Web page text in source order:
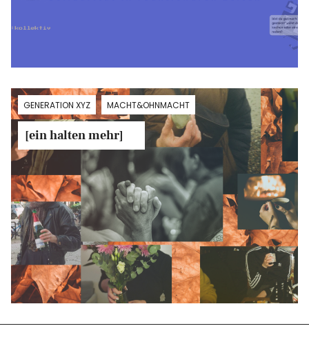
GENERATION XYZ MACHT&OHNMACHT
[ein halten mehr]